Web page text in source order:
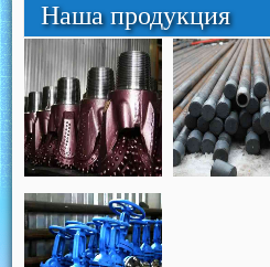
Наша продукция